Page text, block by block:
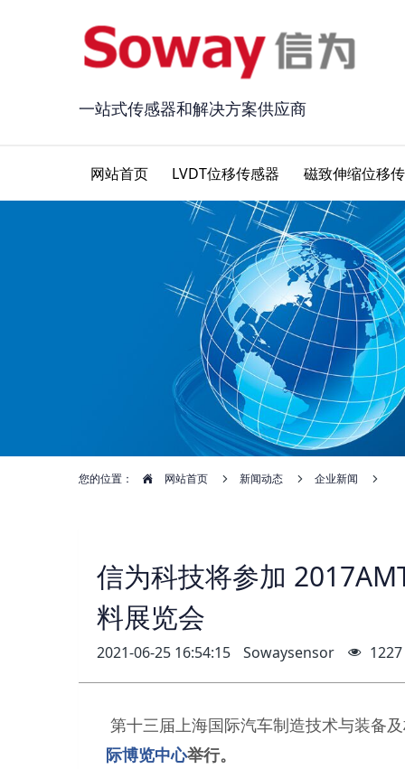
一站式传感器和解决方案供应商
网站首页 LVDT位移传感器 磁致伸缩位移
您的位置： 网站首页 新闻动态 企业新闻
信为科技将参加
料展览会
2021-06-25 16:54:15 Sowaysensor 1227
第十三届上海国际汽车制造技术与装备
际博览中心举行。